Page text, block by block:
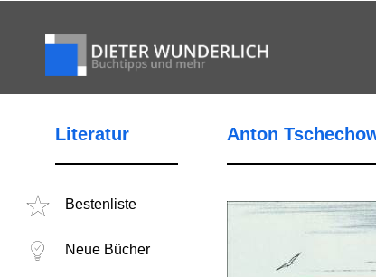
Literatur
Bestenliste
Neue Bücher
Anton